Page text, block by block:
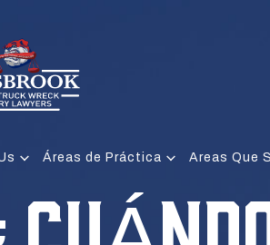
Áreas de Práctica Areas Que